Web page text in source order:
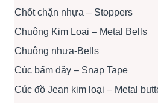
Chốt chặn nhựa – Stoppers
Chuông Kim Loại – Metal Bells
Chuông nhựa-Bells
Cúc bấm dây – Snap Tape
Cúc đồ Jean kim loại – Metal